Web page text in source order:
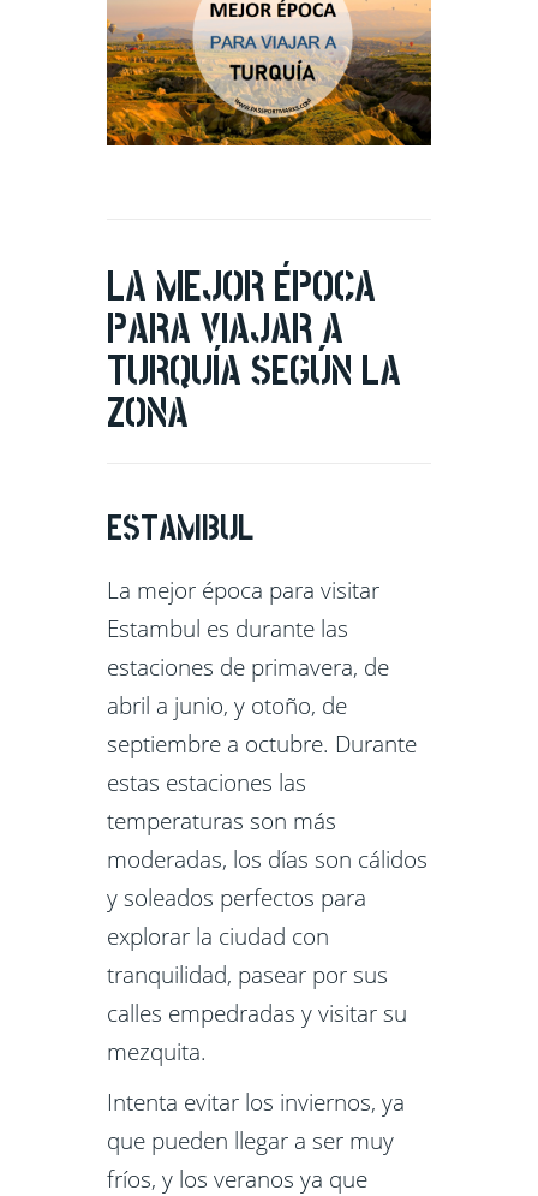
LA MEJOR ÉPOCA
PARA VIAJAR A
TURQUÍA SEGÚN LA
ZONA
ESTAMBUL
La mejor época para visitar
Estambul es durante las
estaciones de primavera, de
abril a junio, y otoño, de
septiembre a octubre. Durante
estas estaciones las
temperaturas son más
moderadas, los días son cálidos
y soleados perfectos para
explorar la ciudad con
tranquilidad, pasear por sus
calles empedradas y visitar su
mezquita.
Intenta evitar los inviernos, ya
que pueden llegar a ser muy
fríos, y los veranos ya que